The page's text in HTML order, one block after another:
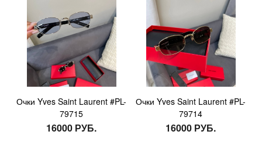
Очки Yves Saint Laurent #PL-
79715
16000 РУБ.
Очки Yves Saint Laurent #PL-
79714
16000 РУБ.